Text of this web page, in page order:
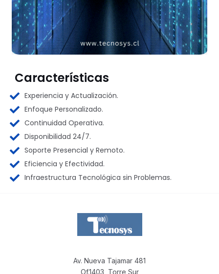
Características
Experiencia y Actualización.
Enfoque Personalizado.
Continuidad Operativa.
Disponibilidad 24/7.
Soporte Presencial y Remoto.
Eficiencia y Efectividad.
Infraestructura Tecnológica sin Problemas.
Av. Nueva Tajamar 481
Of.1403, Torre Sur